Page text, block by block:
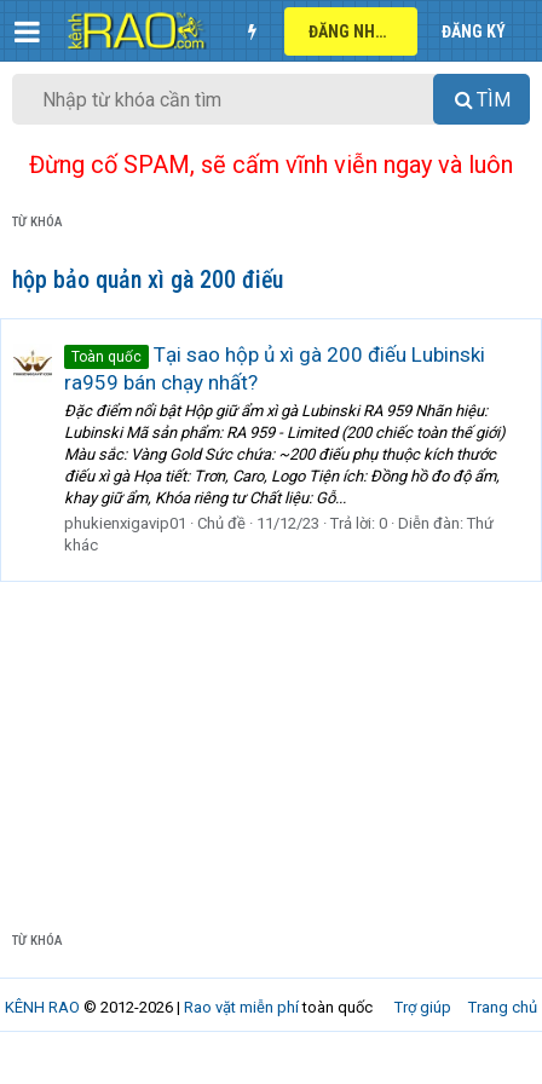
ĐĂNG NHẬP ĐĂNG KÝ
TÌM
Đừng cố SPAM, sẽ cấm vĩnh viễn ngay và luôn
TỪ KHÓA
hộp bảo quản xì gà 200 điếu
Toàn quốc
Tại sao hộp ủ xì gà 200 điếu Lubinski
ra959 bán chạy nhất?
Đặc điểm nổi bật Hộp giữ ẩm xì gà Lubinski RA 959 Nhãn hiệu:
Lubinski Mã sản phẩm: RA 959 - Limited (200 chiếc toàn thế giới)
Màu sắc: Vàng Gold Sức chứa: ~200 điếu phụ thuộc kích thước
điếu xì gà Họa tiết: Trơn, Caro, Logo Tiện ích: Đồng hồ đo độ ẩm,
khay giữ ẩm, Khóa riêng tư Chất liệu: Gỗ...
phukienxigavip01
Chủ đề 11/12/23 Trả lời: 0 Diễn đàn: Thứ
khác
TỪ KHÓA
Trợ giúp Trang chủ
KÊNH RAO © 2012-2026 | Rao vặt miễn phítoàn quốc